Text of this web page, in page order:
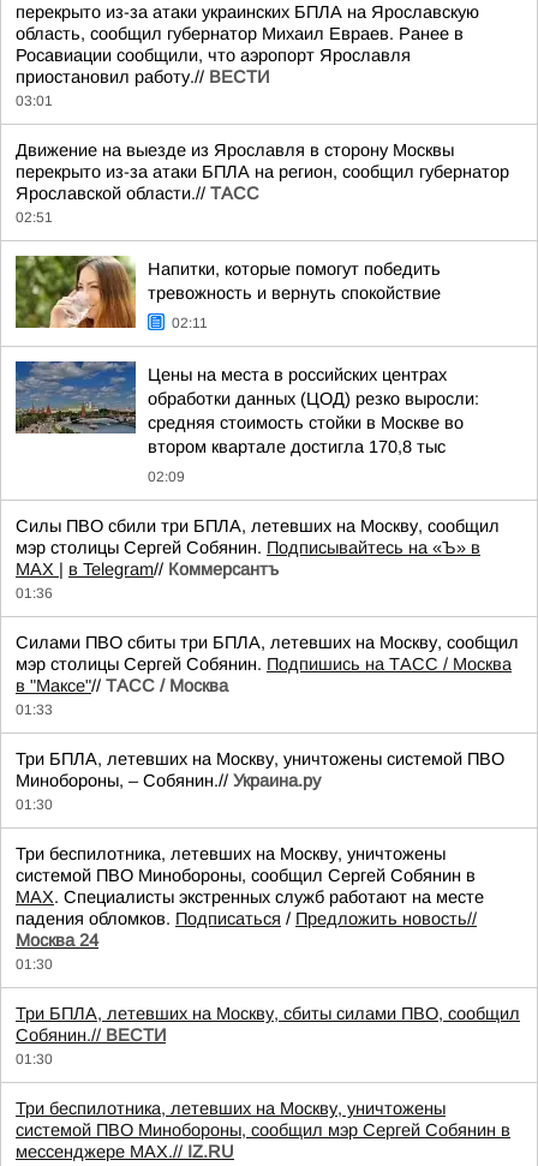
перекрыто из-за атаки украинских БПЛА на Ярославскую
область, сообщил губернатор Михаил Евраев. Ранее в
Росавиации сообщили, что аэропорт Ярославля
приостановил работу.// ВЕСТИ
03:01
Движение на выезде из Ярославля в сторону Москвы
перекрыто из-за атаки БПЛА на регион, сообщил губернатор
Ярославской области.// ТАСС
02:51
Напитки, которые помогут победить
тревожность и вернуть спокойствие
02:11
Цены на места в российских центрах
обработки данных (ЦОД) резко выросли:
средняя стоимость стойки в Москве во
втором квартале достигла 170,8 тыс
02:09
Силы ПВО сбили три БПЛА, летевших на Москву, сообщил
мэр столицы Сергей Собянин. Подписывайтесь на «Ъ» в
MAX | в Telegram// Коммерсантъ
01:36
Силами ПВО сбиты три БПЛА, летевших на Москву, сообщил
мэр столицы Сергей Собянин. Подпишись на ТАСС / Москва
в "Максе"// ТАСС / Москва
01:33
Три БПЛА, летевших на Москву, уничтожены системой ПВО
Минобороны, – Собянин.// Украина.ру
01:30
Три беспилотника, летевших на Москву, уничтожены
системой ПВО Минобороны, сообщил Сергей Собянин в
MAX. Специалисты экстренных служб работают на месте
падения обломков. Подписаться / Предложить новость//
Москва 24
01:30
Три БПЛА, летевших на Москву, сбиты силами ПВО, сообщил
Собянин.// ВЕСТИ
01:30
Три беспилотника, летевших на Москву, уничтожены
системой ПВО Минобороны, сообщил мэр Сергей Собянин в
мессенджере MAX.// IZ.RU